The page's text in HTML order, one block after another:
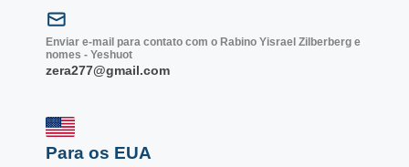
Enviar e-mail para contato com o Rabino Yisrael Zilberberg e
nomes - Yeshuot
zera277@gmail.com
Para os EUA